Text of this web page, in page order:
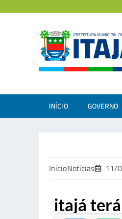
INÍCIO GOVERNO
InícioNotícias 11/
itajá